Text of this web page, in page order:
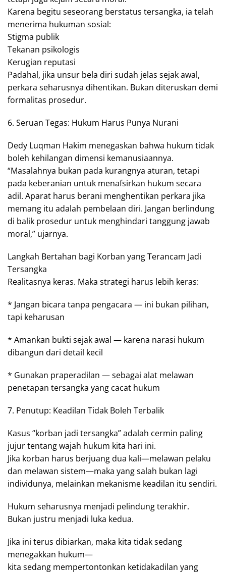
Karena begitu seseorang berstatus tersangka, ia telah
menerima hukuman sosial:
Stigma publik
Tekanan psikologis
Kerugian reputasi
Padahal, jika unsur bela diri sudah jelas sejak awal,
perkara seharusnya dihentikan. Bukan diteruskan demi
formalitas prosedur.
6. Seruan Tegas: Hukum Harus Punya Nurani
Dedy Luqman Hakim menegaskan bahwa hukum tidak
boleh kehilangan dimensi kemanusiaannya.
“Masalahnya bukan pada kurangnya aturan, tetapi
pada keberanian untuk menafsirkan hukum secara
adil. Aparat harus berani menghentikan perkara jika
memang itu adalah pembelaan diri. Jangan berlindung
di balik prosedur untuk menghindari tanggung jawab
moral,” ujarnya.
Langkah Bertahan bagi Korban yang Terancam Jadi
Tersangka
Realitasnya keras. Maka strategi harus lebih keras:
* Jangan bicara tanpa pengacara — ini bukan pilihan,
tapi keharusan
* Amankan bukti sejak awal — karena narasi hukum
dibangun dari detail kecil
* Gunakan praperadilan — sebagai alat melawan
penetapan tersangka yang cacat hukum
7. Penutup: Keadilan Tidak Boleh Terbalik
Kasus “korban jadi tersangka” adalah cermin paling
jujur tentang wajah hukum kita hari ini.
Jika korban harus berjuang dua kali—melawan pelaku
dan melawan sistem—maka yang salah bukan lagi
individunya, melainkan mekanisme keadilan itu sendiri.
Hukum seharusnya menjadi pelindung terakhir.
Bukan justru menjadi luka kedua.
Jika ini terus dibiarkan, maka kita tidak sedang
menegakkan hukum—
kita sedang mempertontonkan ketidakadilan yang